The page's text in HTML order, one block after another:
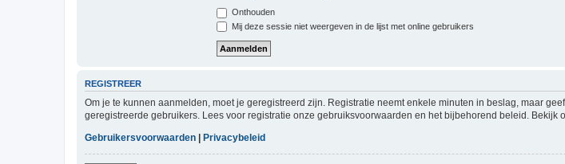
Onthouden
Mij deze sessie niet weergeven in de lijst met online gebruikers
REGISTREER
Om je te kunnen aanmelden, moet je geregistreerd zijn. Registratie neemt enkele minuten in beslag, maar
geregistreerde gebruikers. Lees voor registratie onze gebruiksvoorwaarden en het bijbehorend beleid. Bekijk
Gebruikersvoorwaarden | Privacybeleid